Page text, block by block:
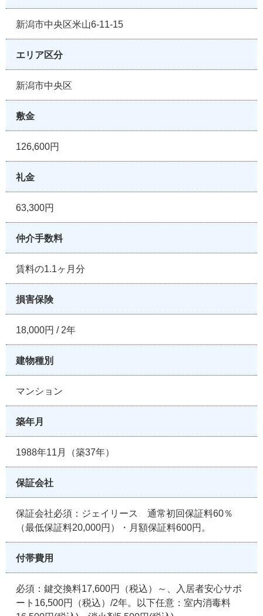
新潟市中央区米山6-11-15
エリア区分
新潟市中央区
敷金
126,600円
礼金
63,300円
仲介手数料
賃料の1.1ヶ月分
損害保険
18,000円 / 2年
建物種別
マンション
築年月
1988年11月（築37年）
保証会社
保証会社必須：ジェイリース 通常初回保証料60％
（最低保証料20,000円）・月額保証料600円。
付帯費用
必須：鍵交換料17,600円（税込）～、入居者安心サポ
ート16,500円（税込）/2年。以下任意：室内消毒料